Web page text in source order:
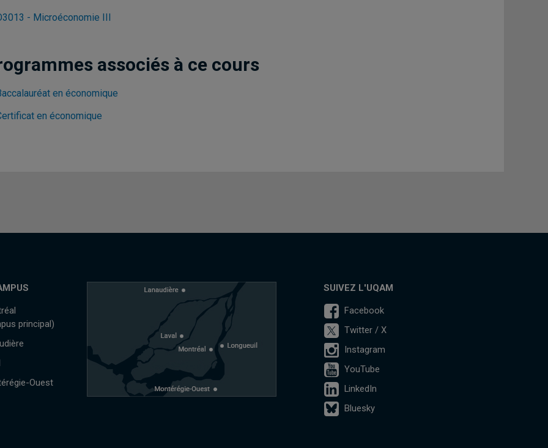
- Microéconomie III
associés à ce cours
en économique
en économique
principal)
Ouest
SUIVEZ L'UQAM
Facebook
Twitter / X
Instagram
YouTube
LinkedIn
Bluesky